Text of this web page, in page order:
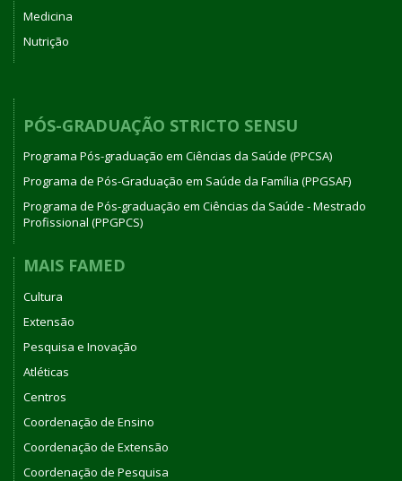
Medicina
Nutrição
PÓS-GRADUAÇÃO STRICTO SENSU
Programa Pós-graduação em Ciências da Saúde (PPCSA)
Programa de Pós-Graduação em Saúde da Família (PPGSAF)
Programa de Pós-graduação em Ciências da Saúde - Mestrado
Profissional (PPGPCS)
MAIS FAMED
Cultura
Extensão
Pesquisa e Inovação
Atléticas
Centros
Coordenação de Ensino
Coordenação de Extensão
Coordenação de Pesquisa